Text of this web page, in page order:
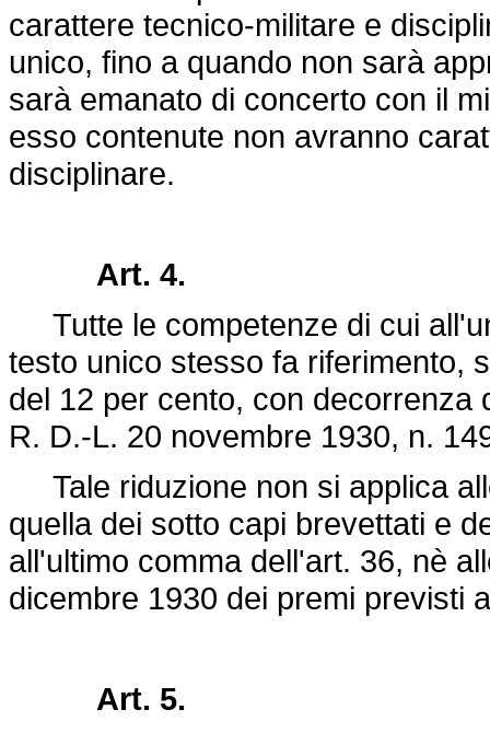
carattere tecnico-militare e
unico, fino a quando non sarà
sarà emanato di concerto con il
esso contenute non avranno
disciplinare.
Art. 4.
Tutte le competenze di cui
testo unico stesso fa riferimento,
del 12 per cento, con decorrenza
R. D.-L. 20 novembre 1930, n.
Tale riduzione non si applica
quella dei sotto capi brevettati e
all'ultimo comma dell'art. 36, nè
dicembre 1930 dei premi previsti
Art. 5.